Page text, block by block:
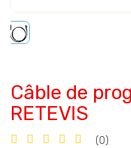
Câble de
RETEVIS
(0)